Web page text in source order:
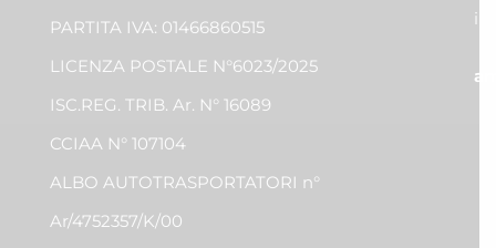
PARTITA IVA: 01466860515
LICENZA POSTALE N°6023/2025
ISC.REG. TRIB. Ar. N° 16089
CCIAA N° 107104
ALBO AUTOTRASPORTATORI n°
Ar/4752357/K/00